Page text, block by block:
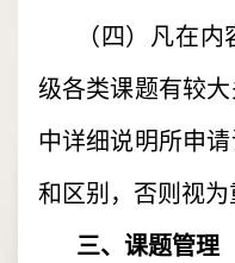
（四）凡在
级各类课题有较大
中详细说明所申
和区别，否则视为
三、课题管理